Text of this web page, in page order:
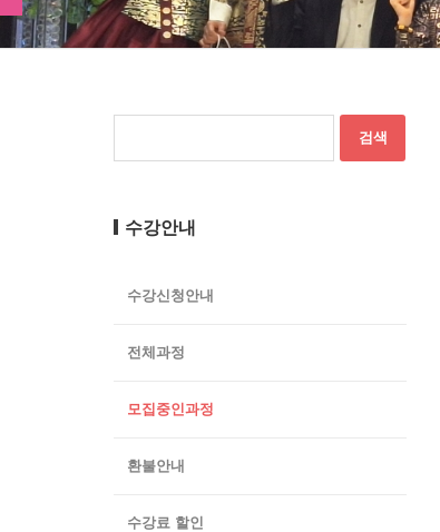
수강안내
수강신청안내
전체과정
모집중인과정
환불안내
수강료 할인